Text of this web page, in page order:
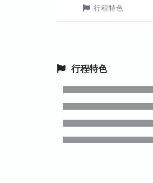
行程特色
行程特色